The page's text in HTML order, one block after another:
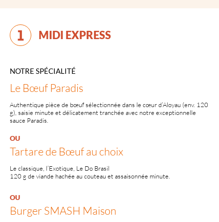
MIDI EXPRESS
NOTRE SPÉCIALITÉ
Le Bœuf Paradis
Authentique pièce de bœuf sélectionnée dans le cœur d’Aloyau (env. 120
g), saisie minute et délicatement tranchée avec notre exceptionnelle
sauce Paradis.
OU
Tartare de Bœuf au choix
Le classique, l’Exotique, Le Do Brasil
120 g de viande hachée au couteau et assaisonnée minute.
OU
Burger SMASH Maison